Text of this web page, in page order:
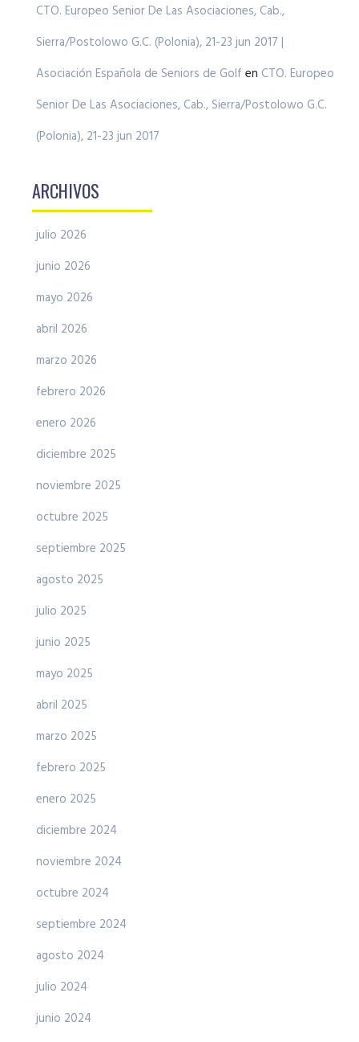
CTO. Europeo Senior De Las Asociaciones, Cab.,
Sierra/Postolowo G.C. (Polonia), 21-23 jun 2017 |
Asociación Española de Seniors de Golf en CTO. Europeo
Senior De Las Asociaciones, Cab., Sierra/Postolowo G.C.
(Polonia), 21-23 jun 2017
ARCHIVOS
julio 2026
junio 2026
mayo 2026
abril 2026
marzo 2026
febrero 2026
enero 2026
diciembre 2025
noviembre 2025
octubre 2025
septiembre 2025
agosto 2025
julio 2025
junio 2025
mayo 2025
abril 2025
marzo 2025
febrero 2025
enero 2025
diciembre 2024
noviembre 2024
octubre 2024
septiembre 2024
agosto 2024
julio 2024
junio 2024